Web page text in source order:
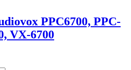
PPC6700, PPC-
VX-6700